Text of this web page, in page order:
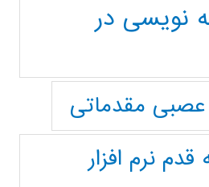
نویسی در
مقدماتی
نرم افزار